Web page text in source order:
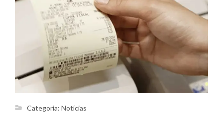
Categoria: Notícias